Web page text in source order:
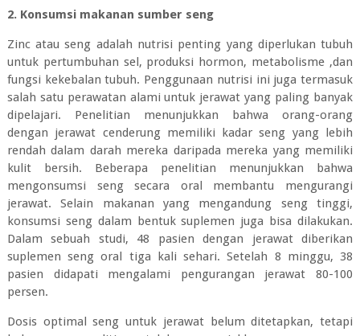
2. Konsumsi makanan sumber seng
Zinc atau seng adalah nutrisi penting yang diperlukan tubuh
untuk pertumbuhan sel, produksi hormon, metabolisme ,dan
fungsi kekebalan tubuh. Penggunaan nutrisi ini juga termasuk
salah satu perawatan alami untuk jerawat yang paling banyak
dipelajari. Penelitian menunjukkan bahwa orang-orang
dengan jerawat cenderung memiliki kadar seng yang lebih
rendah dalam darah mereka daripada mereka yang memiliki
kulit bersih. Beberapa penelitian menunjukkan bahwa
mengonsumsi seng secara oral membantu mengurangi
jerawat. Selain makanan yang mengandung seng tinggi,
konsumsi seng dalam bentuk suplemen juga bisa dilakukan.
Dalam sebuah studi, 48 pasien dengan jerawat diberikan
suplemen seng oral tiga kali sehari. Setelah 8 minggu, 38
pasien didapati mengalami pengurangan jerawat 80-100
persen.
Dosis optimal seng untuk jerawat belum ditetapkan, tetapi